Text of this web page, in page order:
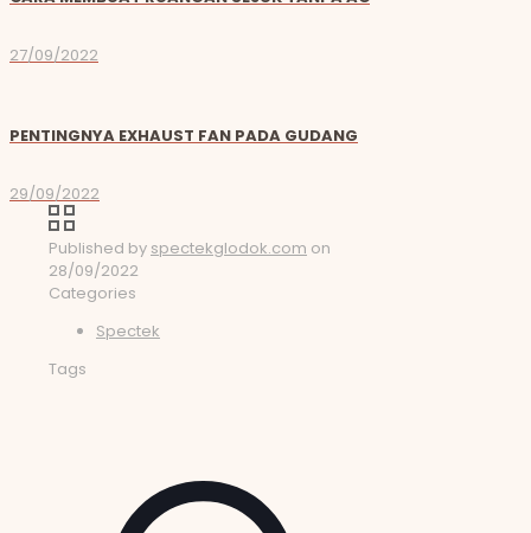
27/09/2022
PENTINGNYA EXHAUST FAN PADA GUDANG
29/09/2022
Published by spectekglodok.com on
28/09/2022
Categories
Spectek
Tags